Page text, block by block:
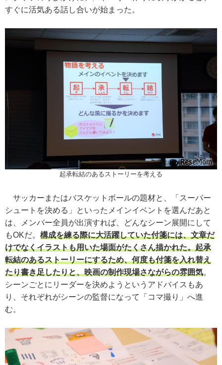
すぐに活気ある話し合いが始まった。
起承転結のあるストーリーを考える
サッカーまたはバスケットボールの題材と、「スーパー
シュートを決める」といったメインイベントを選んだあと
は、メンバー全員が出演すれば、どんなシーン展開にして
もOKだ。 構成を練る際に大活躍していた付箋には、文章だ
けでなくイラストも用いた場面がたくさん描かれた。起承
転結のあるストーリーにするため、何度も付箋を入れ替え
たり書き足したりと、映画の制作現場さながらの雰囲気。
シーンごとにリーダーを決めようというアドバイスもあ
り、それぞれがシーンの監督になって「コマ撮り」へ進
む。